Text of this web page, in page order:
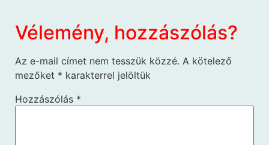
Vélemény, hozzászólás?
Az e-mail címet nem tesszük közzé. A kötelező
mezőket * karakterrel jelöltük
Hozzászólás *